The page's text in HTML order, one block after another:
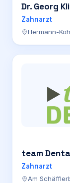
Dr. Georg
Zahnarzt
Hermann-
team
Zahnarzt
Am